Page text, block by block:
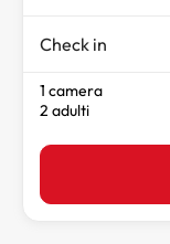
Check in
1 camera
2 adulti